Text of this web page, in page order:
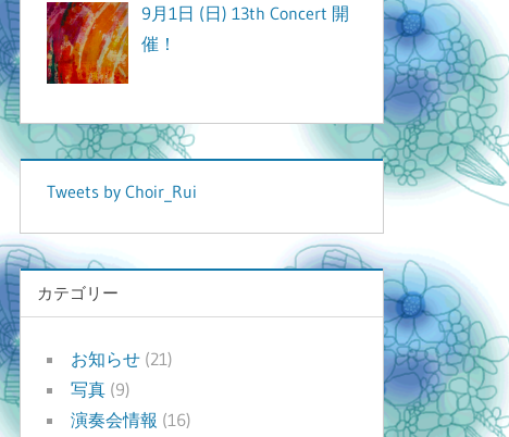
9月1日 (日) 13th Concert 開
催！
Tweets by Choir_Rui
カテゴリー
お知らせ (21)
写真 (9)
演奏会情報 (16)